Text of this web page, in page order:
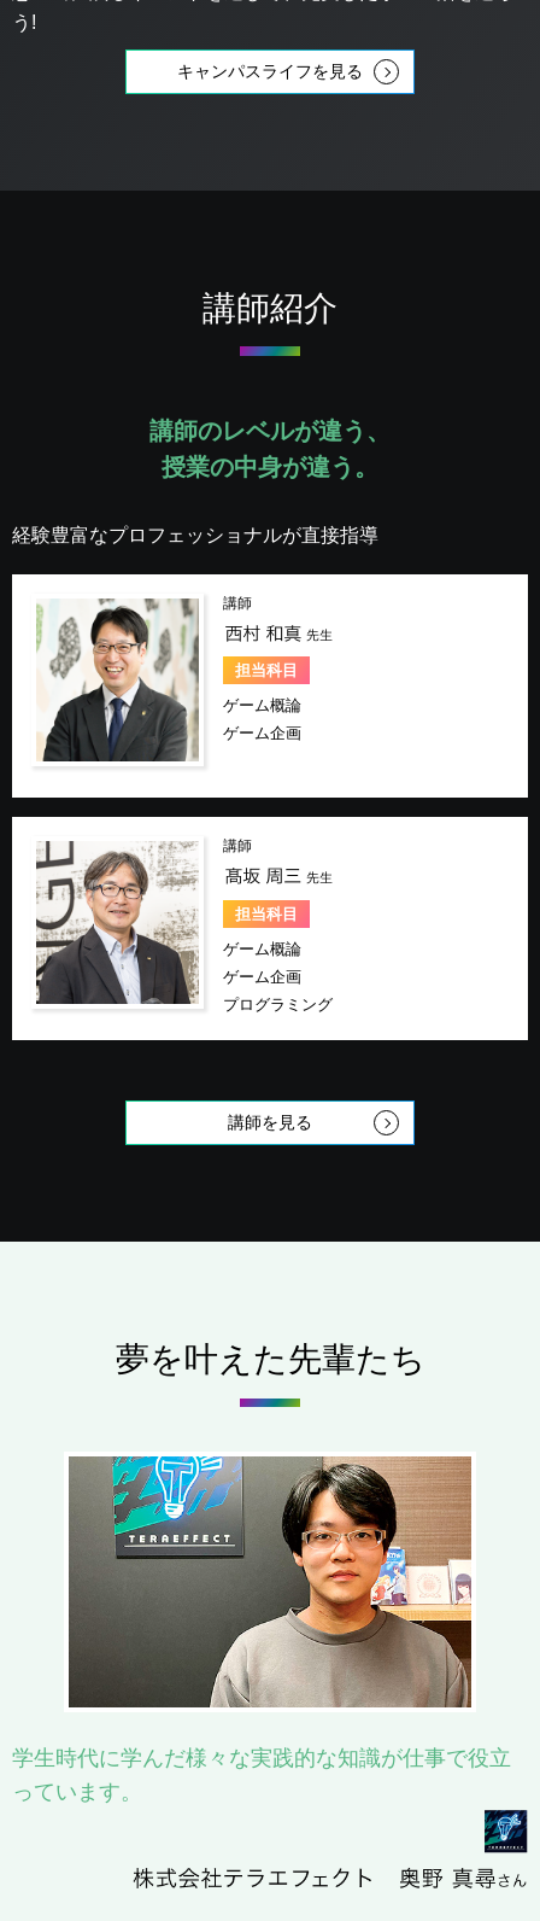
う!
キャンパスライフを見る
講師紹介
講師のレベルが違う、
授業の中身が違う。
経験豊富なプロフェッショナルが直接指導
講師
担当科目
ゲーム概論
ゲーム企画
講師
担当科目
ゲーム概論
ゲーム企画
プログラミング
講師を見る
夢を叶えた先輩たち
学生時代に学んだ様々な実践的な知識が仕事で役立
っています。